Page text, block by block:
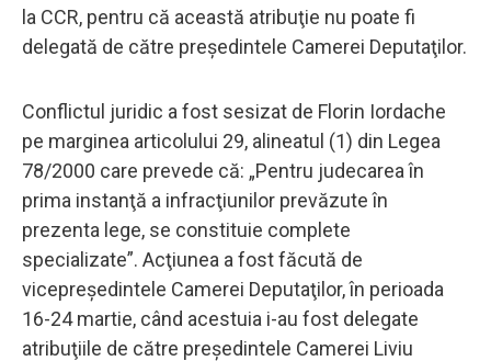
la CCR, pentru că această atribuţie nu poate fi
delegată de către preşedintele Camerei Deputaţilor.
Conflictul juridic a fost sesizat de Florin Iordache
pe marginea articolului 29, alineatul (1) din Legea
78/2000 care prevede că: „Pentru judecarea în
prima instanţă a infracţiunilor prevăzute în
prezenta lege, se constituie complete
specializate”. Acţiunea a fost făcută de
vicepreşedintele Camerei Deputaţilor, în perioada
16-24 martie, când acestuia i-au fost delegate
atribuţiile de către preşedintele Camerei Liviu